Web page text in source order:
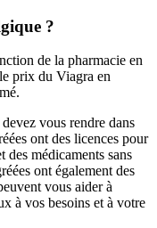
?
de la pharmacie en
prix du Viagra en
vous rendre dans
ont des licences pour
des médicaments sans
ont également des
vous aider à
à vos besoins et à votre